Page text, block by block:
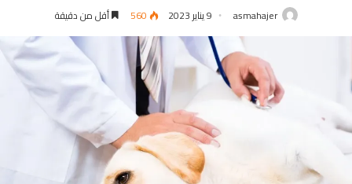
asmahajer 9 يناير 2023 560 أقل من دقيقة